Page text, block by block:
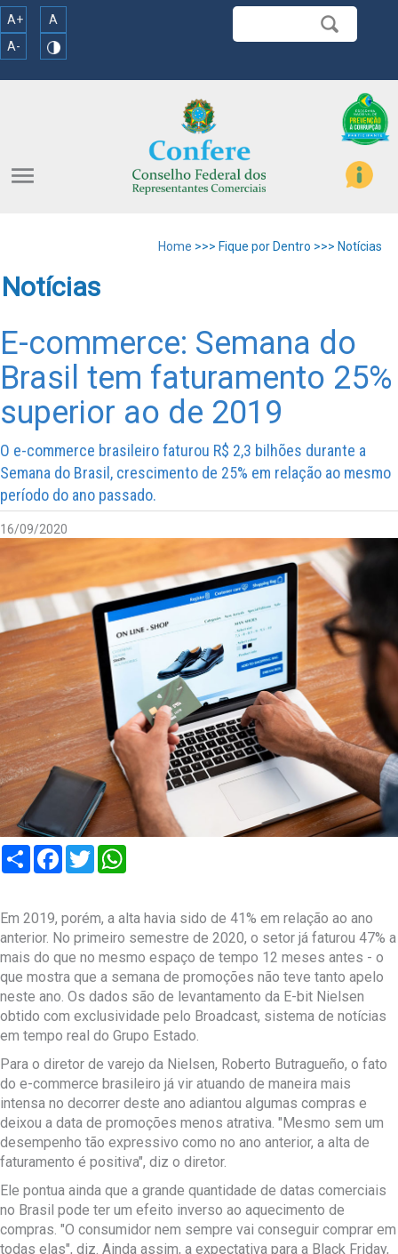
A+
A
A-
menu
Home >>> Fique por Dentro >>> Notícias
Notícias
E-commerce: Semana do
Brasil tem faturamento 25%
superior ao de 2019
O e-commerce brasileiro faturou R$ 2,3 bilhões durante a
Semana do Brasil, crescimento de 25% em relação ao mesmo
período do ano passado.
16/09/2020
Compartilhar
Facebook
Twitter
Em 2019, porém, a alta havia sido de 41% em relação ao ano
anterior. No primeiro semestre de 2020, o setor já faturou 47% a
mais do que no mesmo espaço de tempo 12 meses antes - o
que mostra que a semana de promoções não teve tanto apelo
neste ano. Os dados são de levantamento da E-bit Nielsen
obtido com exclusividade pelo Broadcast, sistema de notícias
em tempo real do Grupo Estado.
Para o diretor de varejo da Nielsen, Roberto Butragueño, o fato
do e-commerce brasileiro já vir atuando de maneira mais
intensa no decorrer deste ano adiantou algumas compras e
deixou a data de promoções menos atrativa. "Mesmo sem um
desempenho tão expressivo como no ano anterior, a alta de
faturamento é positiva", diz o diretor.
Ele pontua ainda que a grande quantidade de datas comerciais
no Brasil pode ter um efeito inverso ao aquecimento de
compras. "O consumidor nem sempre vai conseguir comprar em
todas elas", diz. Ainda assim, a expectativa para a Black Friday,